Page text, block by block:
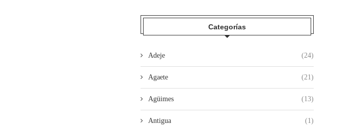
Categorías
Adeje (24)
Agaete (21)
Agüimes (13)
Antigua (1)